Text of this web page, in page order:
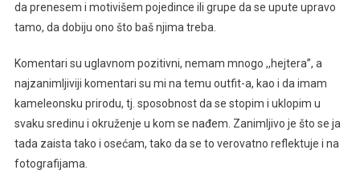
da prenesem i motivišem pojedince ili grupe da se upute upravo
tamo, da dobiju ono što baš njima treba.
Komentari su uglavnom pozitivni, nemam mnogo ,,hejtera’’, a
najzanimljiviji komentari su mi na temu outfit-a, kao i da imam
kameleonsku prirodu, tj. sposobnost da se stopim i uklopim u
svaku sredinu i okruženje u kom se nađem. Zanimljivo je što se ja
tada zaista tako i osećam, tako da se to verovatno reflektuje i na
fotografijama.